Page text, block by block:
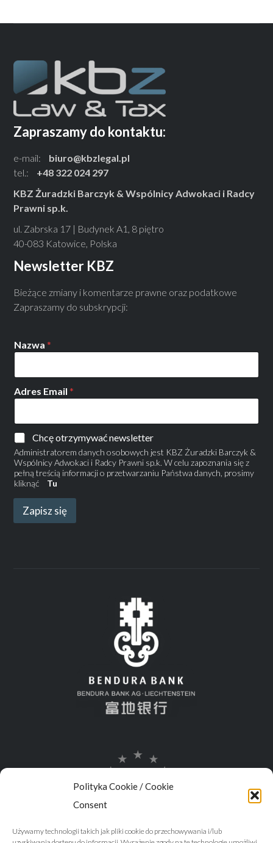
Polityka Cookie / Cookie
Consent
Używamy technologii takich jak pliki cookie do przechowywania i/lub
Zapraszamy do kontaktu:
e-mail:
biuro@kbzlegal.pl
tel.:
+48 322 024 297
KBZ Żuradzki Barczyk & Wspólnicy Adwokaci i Radcy
Prawni sp.k.
ul. Zabrska 17 | Budynek A1, 8 piętro
40-083 Katowice, Polska
Newsletter KBZ
Bieżące zmiany i komentarze prawne oraz podatkowe
Zapraszamy do subskrypcji:
Nazwa*
Adres Email*
Chcę otrzymywać newsletter
Administratorem danych osobowych jest KBZ Żuradzki Barczyk &
Wspólnicy Adwokaci i Radcy Prawni sp.k. W celu zapoznania się z
pełną treścią informacji o przetwarzaniu Państwa danych, prosimy
kliknąć
Tu
Zapisz się